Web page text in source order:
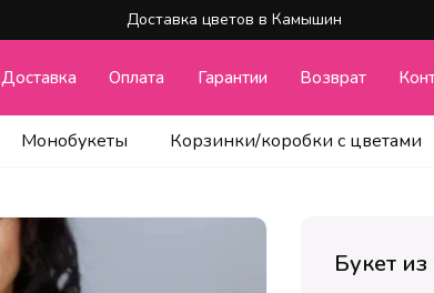
Доставка цветов в Камышин
Доставка Оплата Гарантии Возврат
Монобукеты Корзинки/коробки с цветами
Букет